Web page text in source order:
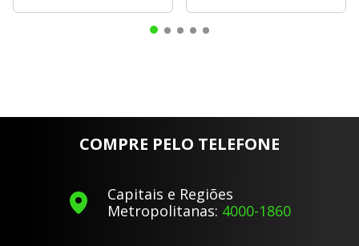
COMPRE PELO TELEFONE
Capitais e Regiões
Metropolitanas: 4000-1860